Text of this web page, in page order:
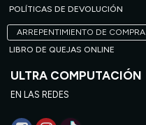
POLÍTICAS DE DEVOLUCIÓN
ARREPENTIMIENTO DE COMPRA
LIBRO DE QUEJAS ONLINE
ULTRA COMPUTACIÓN
EN LAS REDES